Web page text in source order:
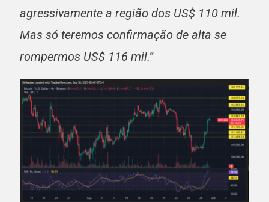
agressivamente a região dos US$ 110 mil.
Mas só teremos confirmação de alta se
rompermos US$ 116 mil.”